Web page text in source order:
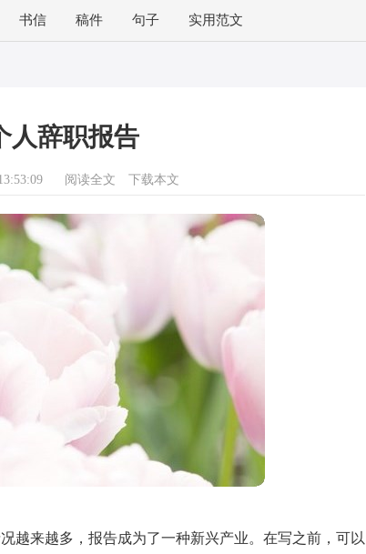
书信 稿件 句子 实用范文
人辞职报告
阅读全文 下载本文
越来越多，报告成为了一种新兴产业。在写之前，可以